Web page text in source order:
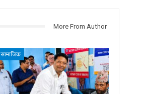
More From Author
सामाजिक